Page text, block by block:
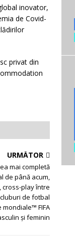
inovator,
de Covid-
privat din
URMĂTOR
mai completă
de până acum,
cross-play între
de fotbal
FIFA
și feminin